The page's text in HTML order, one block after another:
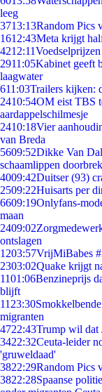
leeg
3713:13Random Pics
1612:43Meta krijgt
4212:11
2911:05Kabinet geeft
laagwater
611:03Trailers kijken:
2410:54OM eist TBS
aardappelschilmesje
2410:18Vier
van Breda
5609:52Dikke Van
schaamlippen
4009:42Duitser (93)
2509:22Huisarts per
6609:19Onlyfans-
maan
2409:02
ontslagen
1203:57VrijMiBabes
2303:02Quake krijgt
1101:06Benzineprijs
blijft
11 23:30
migranten
4722:43Trump wil dat
3422:32Ceuta-leider
'gruweldaad'
3822:29Random Pics
3822:28Spaanse